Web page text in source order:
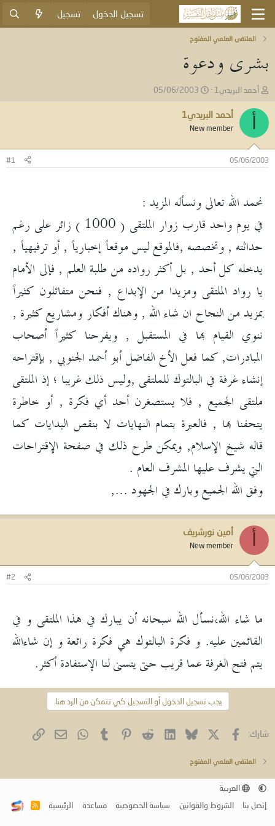
تسجيل الدخول تسجيل
الملتقى العلمي المفتوح
بشرى ودعوة
ب
ا
د
ل
م
و
ع
أحمد البريدي1
ت
ا
ر
خ
ب
05/06/2003
أحمد البريدي1
New member
05/06/2003
#1
نحمد الله تعالى ونسأله المزيد :
في يوم واحد قارب زوار الملتقى ( 1000 ) زائر على رغم
حداثته , وتخصصه ,فالموقع ليس موقعاً إخبارياً , أو ترفيهياً ,
يدخله كل أحد , بل أكثر رواده من طلبة العلم , فإلى الأمام
يا رواد الملتقى ومزيدا من الإبداع , فنحن متفائلون كثيراً
بمزيد من النجاح ان شاء الله , وهناك أفكار ومشاريع كثيرة ,
ننوي القيام بها في المستقبل , ويفرحنا كثيراً أصحاب
المبادرات, كما فعل الأخ الفاضل أبو أحمد الجنوبي , بإقتراحه
إنشاء غرفة في البالتوك للملتقى ,وليس ذلك غريبا ؛ إذ الملتقى
ملتقى الجميع , فلا يستصغرن أحد أي فكرة , أو خاطرة
يتحفنا بها , فالعبرة بتمام النهايات لا بنقص البدايات كما
قاله شيخ الإسلام, ويمكن طرح ذلك في صفحة الإقتراحات
التي يشرف عليها المشرف العام .
وفق الله الجميع وبارك في الجهود ...,
أمين نورشريف
New member
05/06/2003
#2
ما شاء الله،نسأل الله سبحانه أن يبارك في هذا الملتقى و في
القائمين عليه. و فكرة البالتوك هي فكرة رائعة و إن شاءالله
يتم فتح الغرفة عما قريب حتى يتسنى لنا الإستفادة أكثر.
يجب تسجيل الدخول أو التسجيل كي تتمكن من الرد هنا.
شارك: فيسبوك X (Twitter)
Bluesky
LinkedIn
Reddit
Pinterest
Tumblr
WhatsApp
البريد
الملتقى العلمي المفتوح
العربية
إتصل بنا
الشروط والقوانين سياسة الخصوصية مساعدة الرئيسية
R